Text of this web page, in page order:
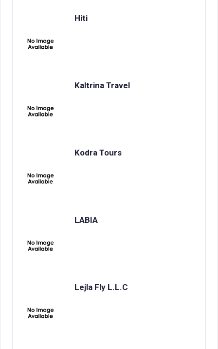
Hiti
Kaltrina Travel
Kodra Tours
LABIA
Lejla Fly L.L.C